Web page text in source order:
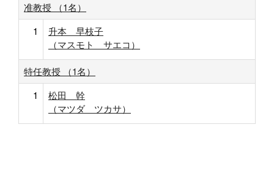
准教授 （1名）
1
升本 早枝子
（マスモト サエコ）
特任教授 （1名）
1
松田 幹
（マツダ ツカサ）